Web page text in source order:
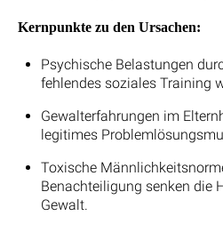
Kernpunkte zu den Ursachen:
Psychische Belastungen
fehlendes soziales Training
Gewalterfahrungen im
legitimes
Toxische
Benachteiligung senken die
Gewalt.